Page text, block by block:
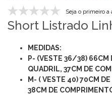
Seja o primeiro a
Short Listrado
MEDIDAS:
P- (VESTE 36/38) 66CM
QUADRIL, 37CM DE
M- ( VESTE 40) 70CM
38CM DE